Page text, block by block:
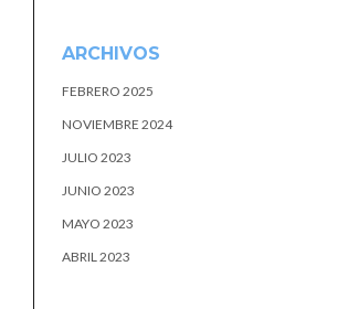
ARCHIVOS
FEBRERO 2025
NOVIEMBRE 2024
JULIO 2023
JUNIO 2023
MAYO 2023
ABRIL 2023